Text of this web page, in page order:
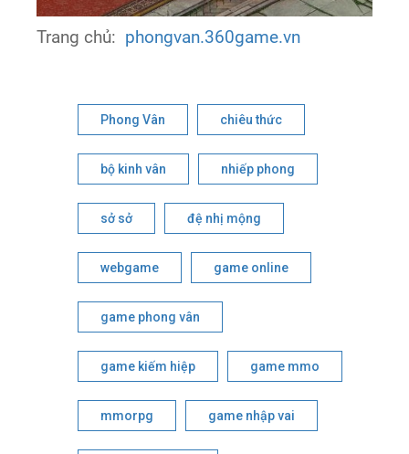
Trang chủ: phongvan.360game.vn
Phong Vân chiêu thức
bộ kinh vân nhiếp phong
sở sở đệ nhị mộng
webgame game online
game phong vân
game kiếm hiệp game mmo
mmorpg game nhập vai